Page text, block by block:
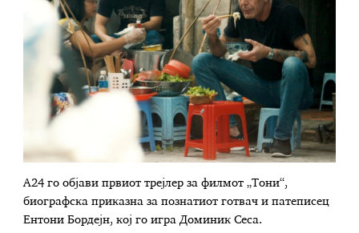
A24 го објави првиот трејлер за филмот „Тони“,
биографска приказна за познатиот готвач и патеписец
Ентони Бордејн, кој го игра Доминик Сеса.